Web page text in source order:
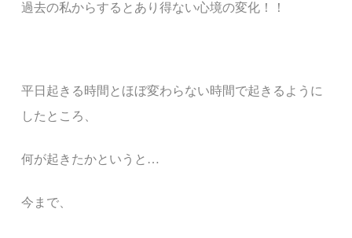
過去の私からするとあり得ない心境の変化！！
平日起きる時間とほぼ変わらない時間で起きるように
したところ、
何が起きたかというと…
今まで、